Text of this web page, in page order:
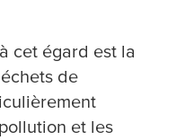
cet égard est la
de
et les